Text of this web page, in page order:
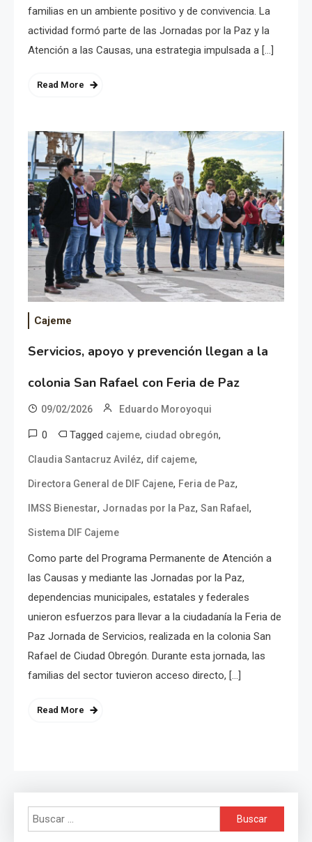
familias en un ambiente positivo y de convivencia. La
actividad formó parte de las Jornadas por la Paz y la
Atención a las Causas, una estrategia impulsada a […]
Read More
Cajeme
Servicios, apoyo y prevención llegan a la
colonia San Rafael con Feria de Paz
09/02/2026 Eduardo Moroyoqui
0 Tagged cajeme, ciudad obregón,
Claudia Santacruz Aviléz, dif cajeme,
Directora General de DIF Cajene, Feria de Paz,
IMSS Bienestar, Jornadas por la Paz, San Rafael ,
Sistema DIF Cajeme
Como parte del Programa Permanente de Atención a
las Causas y mediante las Jornadas por la Paz,
dependencias municipales, estatales y federales
unieron esfuerzos para llevar a la ciudadanía la Feria de
Paz Jornada de Servicios, realizada en la colonia San
Rafael de Ciudad Obregón. Durante esta jornada, las
familias del sector tuvieron acceso directo, […]
Read More
Buscar: